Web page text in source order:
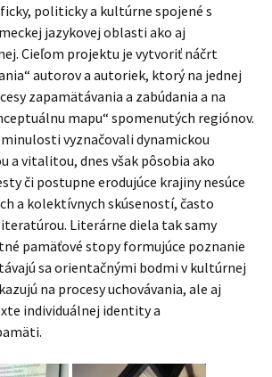
politicky a kultúrne spojené s
jazykovej oblasti ako aj
Cieľom projektu je vytvoriť náčrt
autorov a autoriek, ktorý na jednej
zapamätávania a zabúdania a na
mapu“ spomenutých regiónov.
vyznačovali dynamickou
a vitalitou, dnes však pôsobia ako
či postupne erodujúce krajiny nesúce
a kolektívnych skúseností, často
Literárne diela tak samy
pamäťové stopy formujúce poznanie
sa orientačnými bodmi v kultúrnej
na procesy uchovávania, ale aj
individuálnej identity a